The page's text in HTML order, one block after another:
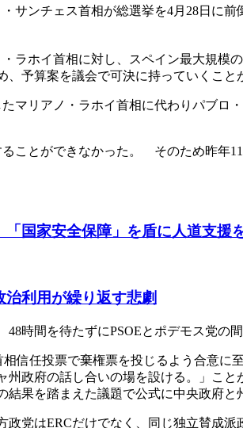
サンチェス首相が総選挙を4月28日に前
ラホイ首相に対し、スペイン最大規
予算案を議会で可決に持っていくこと
リアノ・ラホイ首相に代わりパブロ
ことができなかった。 そのため昨年11
国家安全保障」を盾に人道支援
利用が繰り返す悲劇
時間を待たずにPSOEとポデモス党の
信任投票で棄権票を投じるよう合意
政府の話し合いの場を設ける。」こ
果を踏まえた議題で公式に中央政府と
党はERCだけでなく、同じ独立賛成